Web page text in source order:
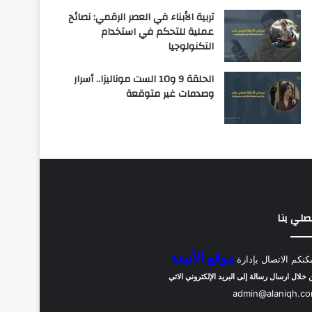
تربية الأبناء في العصر الرقمي: نصائح
عملية للتحكم في استخدام
التكنولوجيا
الحلقة 9 و10 الست موناليزا.. أسرار
وصدمات غير متوقعة
بنا
الاتصال بإدارة موقع الأنيقة
خلال ارسال رسالة إلى البريد الإلكتروني الاتي